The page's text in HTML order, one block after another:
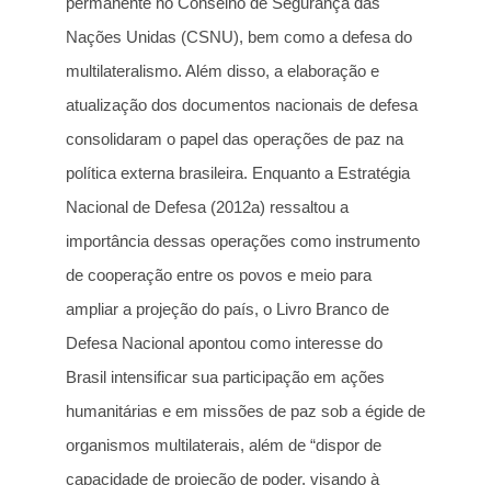
Nações Unidas (CSNU), bem como a defesa do
multilateralismo. Além disso, a elaboração e
atualização dos documentos nacionais de defesa
consolidaram o papel das operações de paz na
política externa brasileira. Enquanto a Estratégia
Nacional de Defesa (2012a) ressaltou a
importância dessas operações como instrumento
de cooperação entre os povos e meio para
ampliar a projeção do país, o Livro Branco de
Defesa Nacional apontou como interesse do
Brasil intensificar sua participação em ações
humanitárias e em missões de paz sob a égide de
organismos multilaterais, além de “dispor de
capacidade de projeção de poder, visando à